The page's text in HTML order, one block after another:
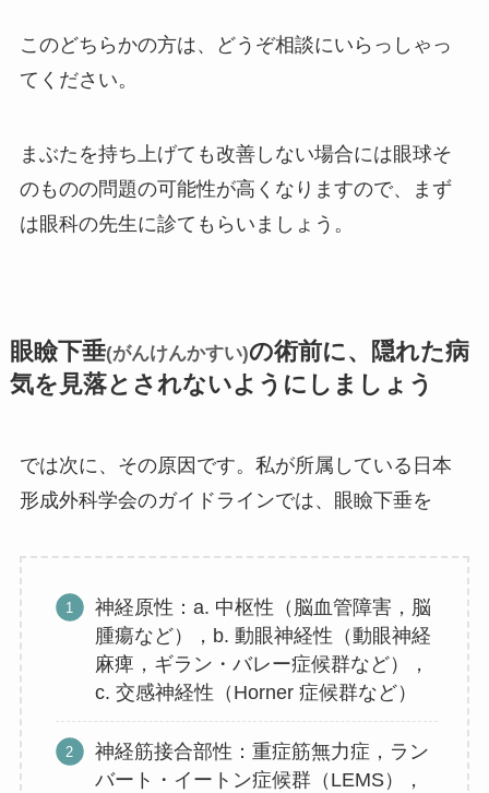
このどちらかの方は、どうぞ相談にいらっしゃっ
てください。
まぶたを持ち上げても改善しない場合には眼球そ
のものの問題の可能性が高くなりますので、まず
は眼科の先生に診てもらいましょう。
眼瞼下垂(がんけんかすい)の術前に、隠れた病
気を見落とされないようにしましょう
では次に、その原因です。私が所属している日本
形成外科学会のガイドラインでは、眼瞼下垂を
神経原性：a. 中枢性（脳血管障害，脳
腫瘍など），b. 動眼神経性（動眼神経
麻痺，ギラン・バレー症候群など），
c. 交感神経性（Horner 症候群など）
神経筋接合部性：重症筋無力症，ラン
バート・イートン症候群（LEMS），